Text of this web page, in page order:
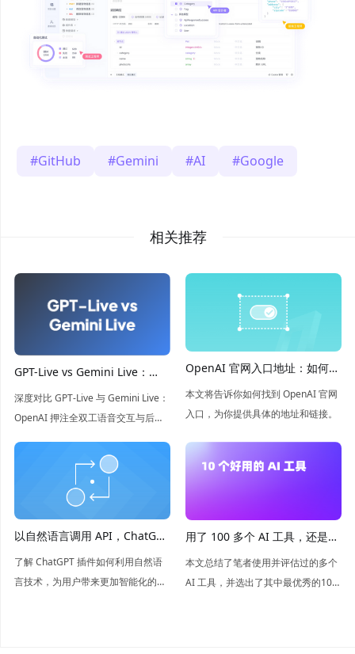
GitHub Gemini AI Google
相关推荐
GPT-Live vs Gemini Live：
Full-Duplex 与 Multimodal 语
音 AI 的巅峰对决
深度对比 GPT-Live 与 Gemini Live：
OpenAI 押注全双工语音交互与后台
知。本文分析两者在对话体验、视觉
能力及开发者 API 方面的核心差异。
OpenAI 官网入口地址：如何轻
松找到
本文将告诉你如何找到 OpenAI 官网
入口，为你提供具体的地址和链接。
以自然语言调用 API，ChatGPT
插件带来新平台
了解 ChatGPT 插件如何利用自然语
言技术，为用户带来更加智能化的聊
用了 100 多个 AI 工具，还是这
10 个最好用
本文总结了笔者使用并评估过的多个
AI 工具，并选出了其中最优秀的10个